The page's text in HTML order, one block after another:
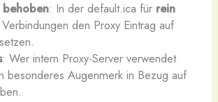
: In der default.ica für rein
den Proxy Eintrag auf
: Wer intern Proxy-Server verwendet
besonderes Augenmerk in Bezug auf